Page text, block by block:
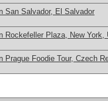
San Salvador, El Salvador
Rockefeller Plaza, New York,
Prague Foodie Tour, Czech